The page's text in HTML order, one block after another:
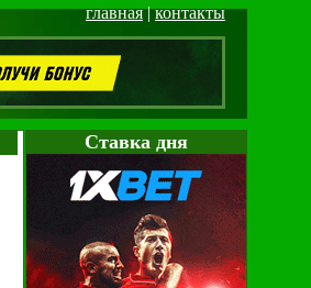
главная|контакты
Cтавка дня